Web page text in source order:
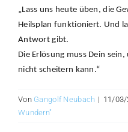
„Lass uns heute üben, die
Heilsplan funktioniert. Und
Antwort gibt.
Die Erlösung muss Dein
nicht scheitern kann.“
Von Gangolf Neubach | 11/03/
Wundern"